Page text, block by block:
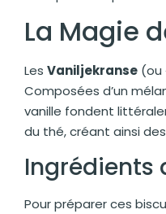
La Magie
Les Vaniljekranse (ou
Composées d’un
vanille fondent
du thé, créant ainsi
Ingrédients
Pour préparer ces